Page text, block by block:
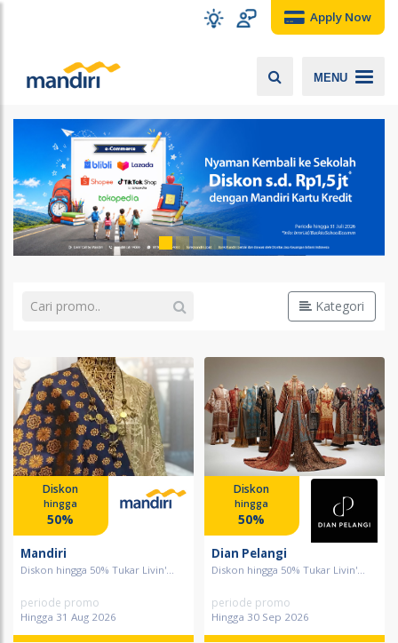
Apply Now
MENU
Kategori
Diskon
hingga
50%
Mandiri
Diskon hingga 50% Tukar Livin'...
periode promo
Hingga 31 Aug 2026
Diskon
hingga
50%
Dian Pelangi
Diskon hingga 50% Tukar Livin'...
periode promo
Hingga 30 Sep 2026